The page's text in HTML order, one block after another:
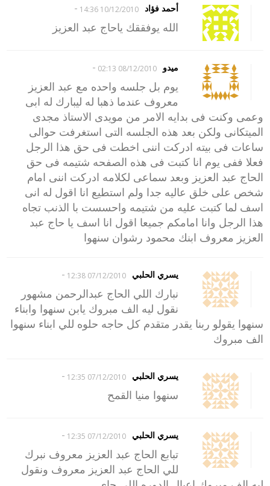
أحمد فؤاد 10/12/2010 14:36
-
الله يوفققك ياحاج عبد العزيز
ميدو 08/12/2010 02:13
-
يوم بل جلسه واحده مع عبد العزيز
معروف عندما ذهبا له ليبارك له ابى
وعمى وكنت فى بدايه الامر من مويدى الاستاذ مجدى
الميتكانى ولكن بعد هذه الجلسه التى استغرفت حوالى
ساعات فى بيته ادركت اننى اخطت فى حق هذا الرجل
فعلا ففى يوم انا كتبت فى هذه الصفحه شتيمه فى حق
الحاج عبد العزيز وبعد سماعى لكلامه ادركت اننى امام
شخص على خلق عاليه جدا ولم استطيع انا اقول له انى
اسف لما كتبت عليه من شتيمه واحسست با الذنب تجاه
هذا الرجل وانا امامكم جميعا اقول انا اسف يا حاج عبد
العزيز معروف ابنك محمود رشوان سنهوا
يسري الحلبي 07/12/2010 12:38
-
نبارك اللي الحاج عبدالرحمن مشهور
نقول ليه الف مبروك يابن سنهوا وابناء
سنهوا يقولو ربنا يقدر متقدم كل حاجه حلوه للي ابناء سنهوا
الف مبروك
يسري الحلبي 07/12/2010 12:35
-
سنهوا منيا القمح
يسري الحلبي 07/12/2010 12:35
-
تبابع الحاج عبد العزيز معروف نبرك
للي الحاج عبد العزيز معروف ونقول